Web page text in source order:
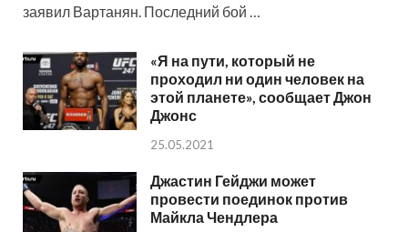
заявил Вартанян. Последний бой …
«Я на пути, который не
проходил ни один человек на
этой планете», сообщает Джон
Джонс
25.05.2021
Джастин Гейджи может
провести поединок против
Майкла Чендлера